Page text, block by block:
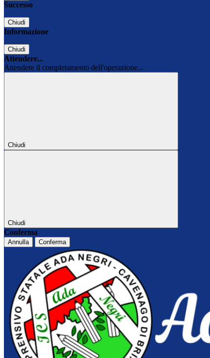
Successo
Chiudi
Informazione
Chiudi
Attendere...
Attendere il completamento dell'operazione...
Chiudi
Chiudi
Conferma
Annulla Conferma